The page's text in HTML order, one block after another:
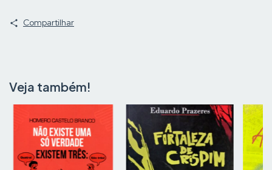
Compartilhar
Veja também!